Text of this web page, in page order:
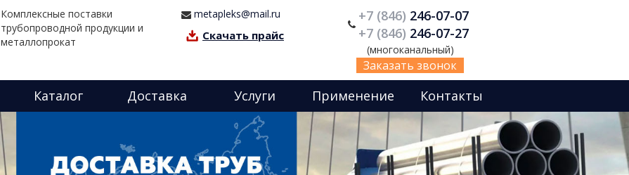
Комплексные поставки
трубопроводной продукции и
металлопрокат
+7 (846) 246-07-07
+7 (846) 246-07-27
(многоканальный)
Заказать звонок
metapleks@mail.ru
Скачать прайс
Каталог Доставка Услуги Применение Контакты